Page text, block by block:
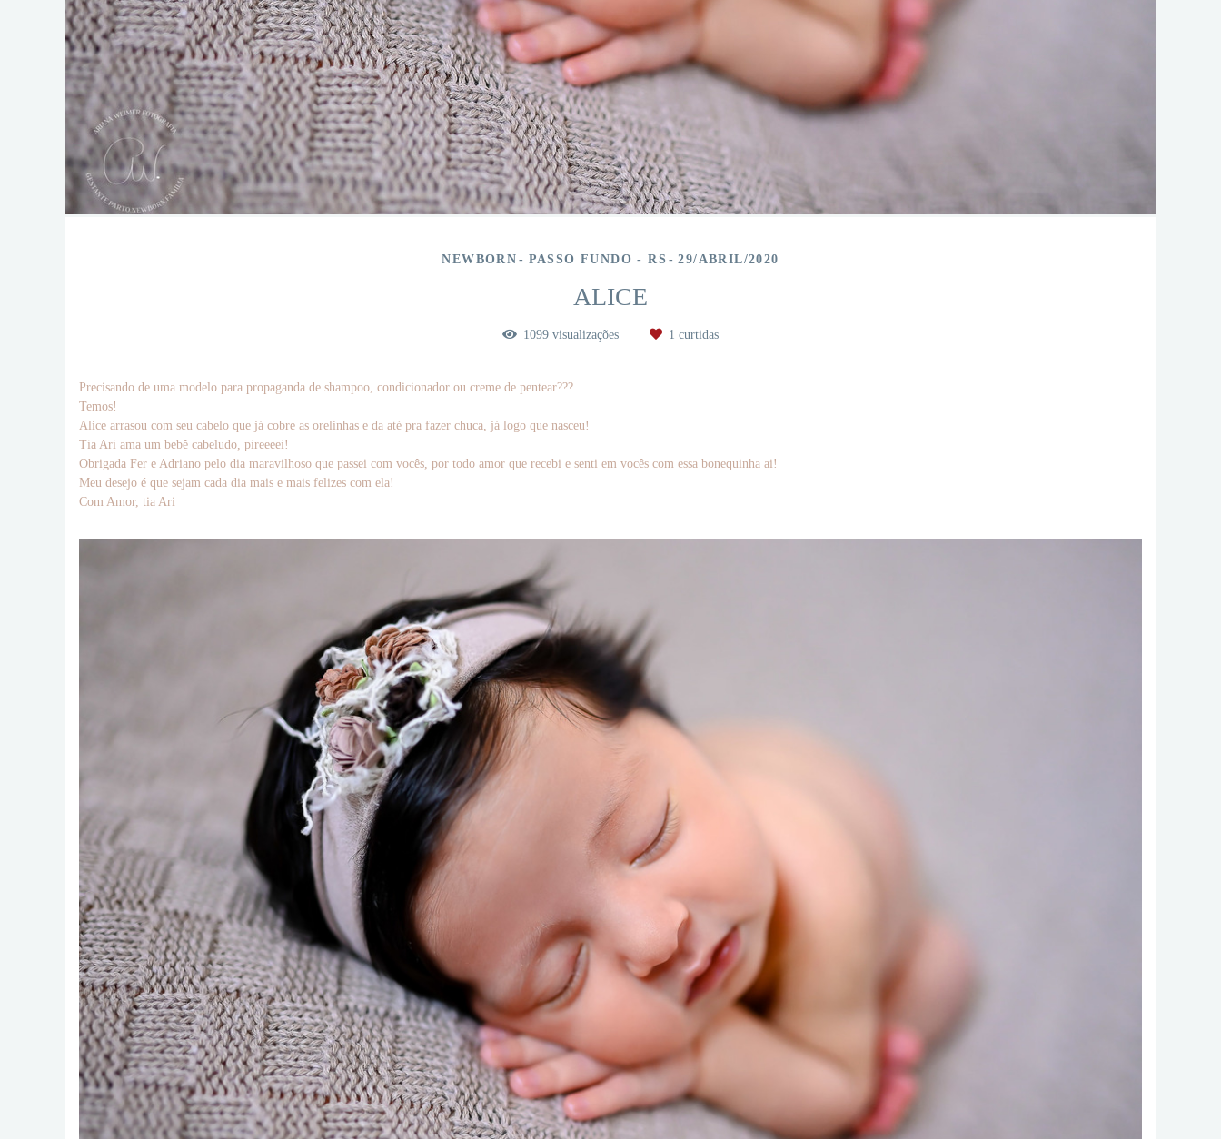
NEWBORN PASSO FUNDO - RS 29/ABRIL/2020
ALICE
1099 visualizações 1 curtidas
Precisando de uma modelo para propaganda de shampoo, condicionador ou creme de pentear???
Temos!
Alice arrasou com seu cabelo que já cobre as orelinhas e da até pra fazer chuca, já logo que nasceu!
Tia Ari ama um bebê cabeludo, pireeeei!
Obrigada Fer e Adriano pelo dia maravilhoso que passei com vocês, por todo amor que recebi e senti em vocês com essa bonequinha ai!
Meu desejo é que sejam cada dia mais e mais felizes com ela!
Com Amor, tia Ari